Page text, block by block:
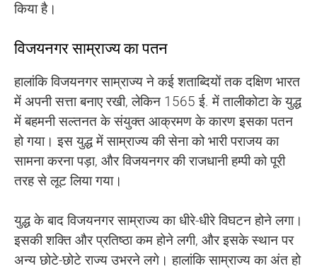
किया है।
विजयनगर साम्राज्य का पतन
हालांकि विजयनगर साम्राज्य ने कई शताब्दियों तक दक्षिण भारत
में अपनी सत्ता बनाए रखी, लेकिन 1565 ई. में तालीकोटा के युद्ध
में बहमनी सल्तनत के संयुक्त आक्रमण के कारण इसका पतन
हो गया। इस युद्ध में साम्राज्य की सेना को भारी पराजय का
सामना करना पड़ा, और विजयनगर की राजधानी हम्पी को पूरी
तरह से लूट लिया गया।
युद्ध के बाद विजयनगर साम्राज्य का धीरे-धीरे विघटन होने लगा।
इसकी शक्ति और प्रतिष्ठा कम होने लगी, और इसके स्थान पर
अन्य छोटे-छोटे राज्य उभरने लगे। हालांकि साम्राज्य का अंत हो